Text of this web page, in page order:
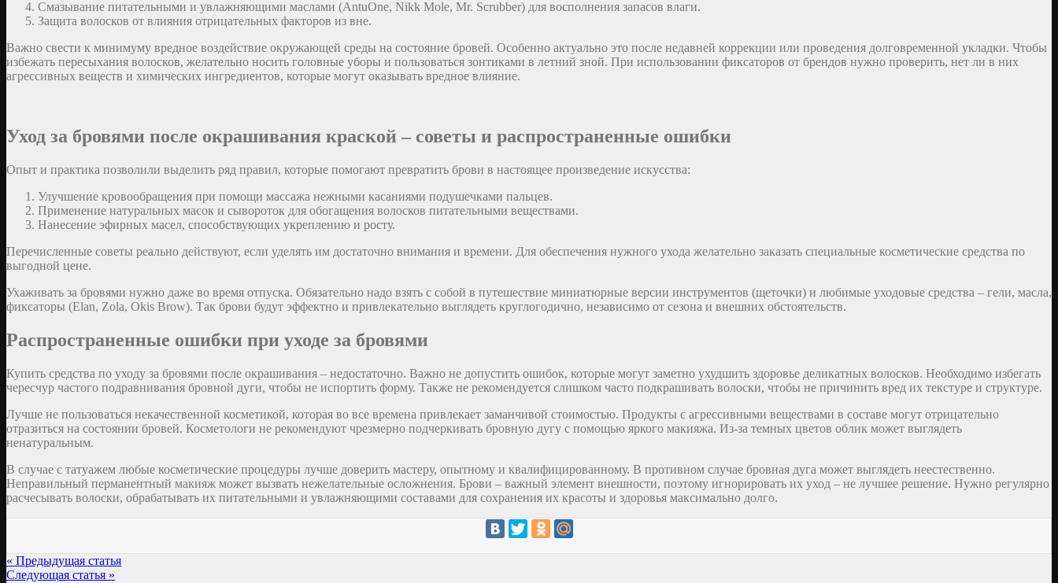
Смазывание питательными и увлажняющими маслами (AntuOne, Nikk Mole, Mr. Scrubber) для восполнения запасов влаги.
Защита волосков от влияния отрицательных факторов из вне.
Важно свести к минимуму вредное воздействие окружающей среды на состояние бровей. Особенно актуально это после недавней коррекции или проведения долговременной укладки. Чтобы
избежать пересыхания волосков, желательно носить головные уборы и пользоваться зонтиками в летний зной. При использовании фиксаторов от брендов нужно проверить, нет ли в них
агрессивных веществ и химических ингредиентов, которые могут оказывать вредное влияние.
Уход за бровями после окрашивания краской – советы и распространенные ошибки
Опыт и практика позволили выделить ряд правил, которые помогают превратить брови в настоящее произведение искусства:
Улучшение кровообращения при помощи массажа нежными касаниями подушечками пальцев.
Применение натуральных масок и сывороток для обогащения волосков питательными веществами.
Нанесение эфирных масел, способствующих укреплению и росту.
Перечисленные советы реально действуют, если уделять им достаточно внимания и времени. Для обеспечения нужного ухода желательно заказать специальные косметические средства по
выгодной цене.
Ухаживать за бровями нужно даже во время отпуска. Обязательно надо взять с собой в путешествие миниатюрные версии инструментов (щеточки) и любимые уходовые средства – гели, масла,
фиксаторы (Elan, Zola, Okis Brow). Так брови будут эффектно и привлекательно выглядеть круглогодично, независимо от сезона и внешних обстоятельств.
Распространенные ошибки при уходе за бровями
Купить средства по уходу за бровями после окрашивания – недостаточно. Важно не допустить ошибок, которые могут заметно ухудшить здоровье деликатных волосков. Необходимо избегать
чересчур частого подравнивания бровной дуги, чтобы не испортить форму. Также не рекомендуется слишком часто подкрашивать волоски, чтобы не причинить вред их текстуре и структуре.
Лучше не пользоваться некачественной косметикой, которая во все времена привлекает заманчивой стоимостью. Продукты с агрессивными веществами в составе могут отрицательно
отразиться на состоянии бровей. Косметологи не рекомендуют чрезмерно подчеркивать бровную дугу с помощью яркого макияжа. Из-за темных цветов облик может выглядеть
ненатуральным.
В случае с татуажем любые косметические процедуры лучше доверить мастеру, опытному и квалифицированному. В противном случае бровная дуга может выглядеть неестественно.
Неправильный перманентный макияж может вызвать нежелательные осложнения. Брови – важный элемент внешности, поэтому игнорировать их уход – не лучшее решение. Нужно регулярно
расчесывать волоски, обрабатывать их питательными и увлажняющими составами для сохранения их красоты и здоровья максимально долго.
« Предыдущая статья
Следующая статья »